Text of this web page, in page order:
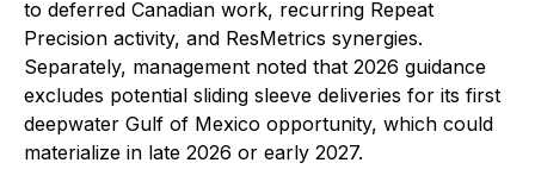
to deferred Canadian work, recurring Repeat
Precision activity, and ResMetrics synergies.
Separately, management noted that 2026 guidance
excludes potential sliding sleeve deliveries for its first
deepwater Gulf of Mexico opportunity, which could
materialize in late 2026 or early 2027.